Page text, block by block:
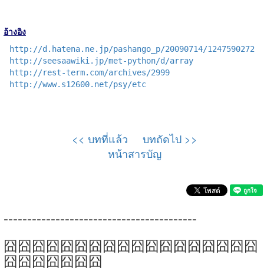
อ้างอิง
http://d.hatena.ne.jp/pashango_p/20090714/1247590272
http://seesaawiki.jp/met-python/d/array
http://rest-term.com/archives/2999
http://www.s12600.net/psy/etc
<< บทที่แล้ว
บทถัดไป >>
หน้าสารบัญ
-----------------------------------------
囧囧囧囧囧囧囧囧囧囧囧囧囧囧囧囧囧囧
囧囧囧囧囧囧囧